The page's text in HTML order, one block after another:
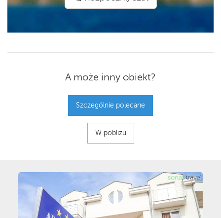
A może inny obiekt?
Szczególnie polecane
W pobliżu